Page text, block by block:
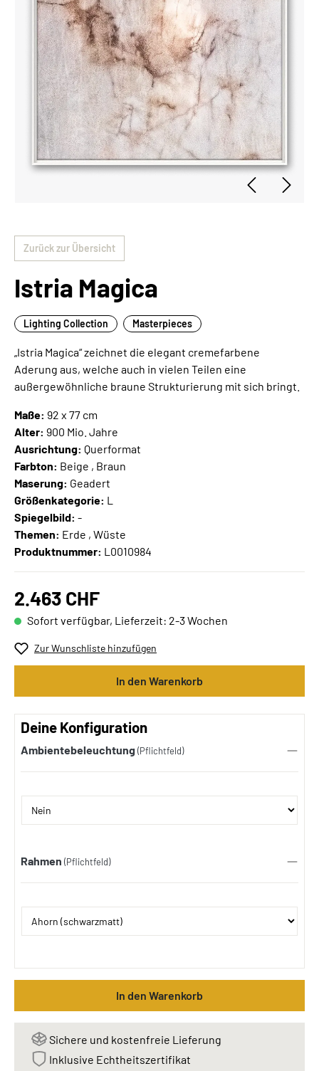
Zurück zur Übersicht
Istria Magica
Lighting Collection Masterpieces
„Istria Magica“ zeichnet die elegant cremefarbene
Aderung aus, welche auch in vielen Teilen eine
außergewöhnliche braune Strukturierung mit sich bringt.
Maße: 92 x 77 cm
Alter: 900 Mio. Jahre
Ausrichtung: Querformat
Farbton: Beige , Braun
Maserung: Geadert
Größenkategorie: L
Spiegelbild: -
Themen: Erde , Wüste
Produktnummer: L0010984
2.463 CHF
Sofort verfügbar, Lieferzeit: 2-3 Wochen
Zur Wunschliste hinzufügen
In den Warenkorb
Deine Konfiguration
Ambientebeleuchtung (Pflichtfeld)
Rahmen (Pflichtfeld)
In den Warenkorb
Sichere und kostenfreie Lieferung
Inklusive Echtheitszertifikat